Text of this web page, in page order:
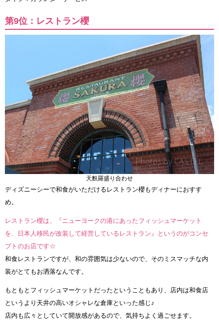
第9位：レストラン櫻
天麩羅盛り合わせ
ディズニーシーで和食がいただけるレストラン櫻もディナーにおすす
め。
レストラン櫻は、『ニューヨークの港にあったフィッシュマーケット
を、日本人移民が改装して経営しているレストラン』というのがコンセ
プトのお店です☆
和食レストランですが、和の雰囲気は少ないので、そのミスマッチな内
装がとてもお洒落なんです。
もともとフィッシュマーケットだったということもあり、店内は和食店
というより天井の高いオシャレな倉庫といった感じ♪
店内も広々としていて開放感があるので、気持ちよく過ごせます。